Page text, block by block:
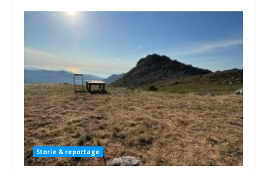
Storie & reportage